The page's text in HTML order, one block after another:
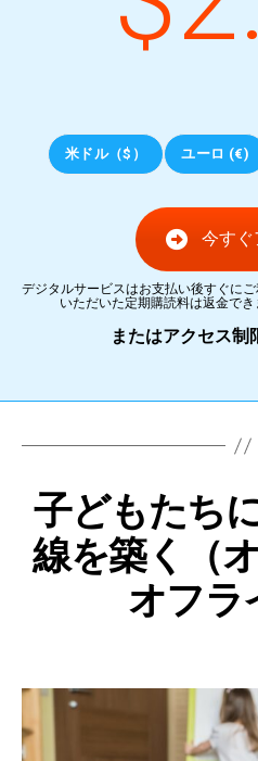
米ドル（$） ユーロ (€)
今すぐ
デジタルサービスはお支払い後すぐに
いただいた定期購読料は返金で
またはアクセス制
子どもたち
線を築く（
オフラ